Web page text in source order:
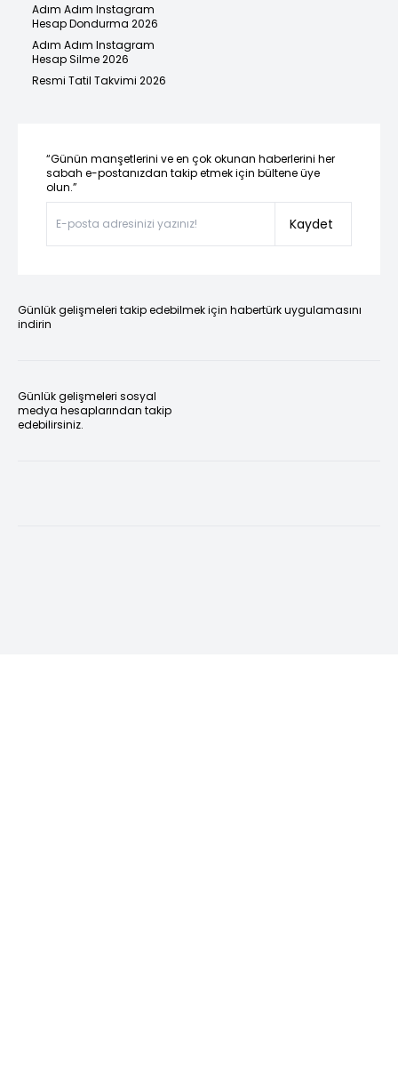
Adım Adım Instagram
Hesap Dondurma 2026
Adım Adım Instagram
Hesap Silme 2026
Resmi Tatil Takvimi 2026
“Günün manşetlerini ve en çok okunan haberlerini her
sabah e-postanızdan takip etmek için bültene üye
olun.”
Kaydet
Günlük gelişmeleri takip edebilmek için habertürk uygulamasını
indirin
Günlük gelişmeleri sosyal
medya hesaplarından takip
edebilirsiniz.